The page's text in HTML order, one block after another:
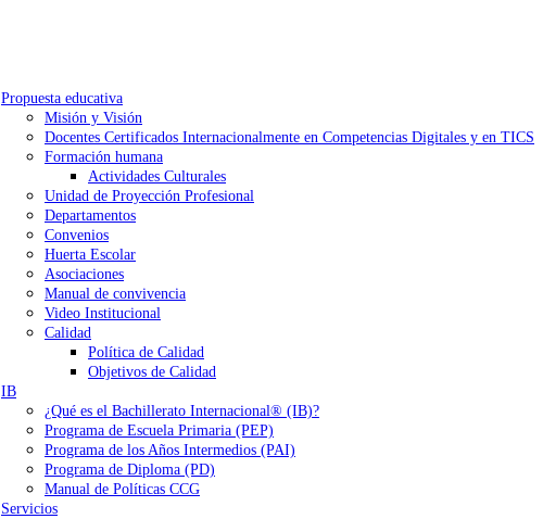
Propuesta educativa
Misión y Visión
Docentes Certificados Internacionalmente en Competencias Digitales y en TICS
Formación humana
Actividades Culturales
Unidad de Proyección Profesional
Departamentos
Convenios
Huerta Escolar
Asociaciones
Manual de convivencia
Video Institucional
Calidad
Política de Calidad
Objetivos de Calidad
IB
¿Qué es el Bachillerato Internacional® (IB)?
Programa de Escuela Primaria (PEP)
Programa de los Años Intermedios (PAI)
Programa de Diploma (PD)
Manual de Políticas CCG
Servicios